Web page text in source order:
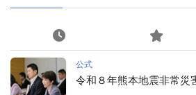
公式
令和８年熊本地震非常災